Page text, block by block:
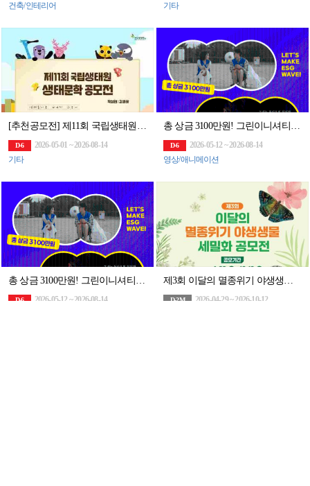
건축/인테리어
기타
[추천공모전] 제11회 국립생태원 생태문학 공모전 (~8.14)
D-6
2026-05-01 ~ 2026-08-14
기타
총 상금 3100만원! 그린이니셔티브 60초 영화제 공모전 (~8/14)
D-6
2026-05-12 ~ 2026-08-14
영상/애니메이션
D-6
2026-05-12 ~ 2026-08-14
D-2M
2026-04-29 ~ 2026-10-12